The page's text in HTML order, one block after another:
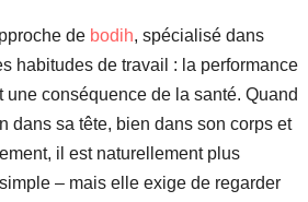
de bodih, spécialisé dans
habitudes de travail : la performance
une conséquence de la santé. Quand
dans sa tête, bien dans son corps et
il est naturellement plus
– mais elle exige de regarder